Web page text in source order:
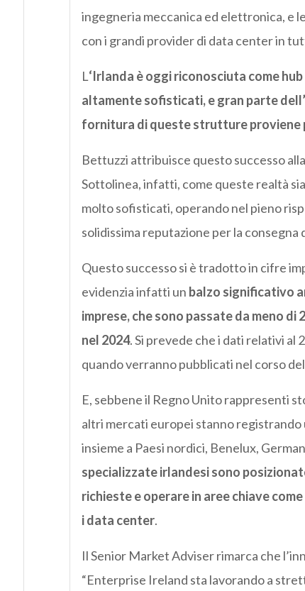
ingegneria meccanica ed elettronica, e
con i grandi provider di data center in
L‘Irlanda è oggi riconosciuta come
altamente sofisticati, e gran parte
fornitura di queste strutture proviene
Bettuzzi attribuisce questo successo
Sottolinea, infatti, come queste realtà
molto sofisticati, operando nel pieno
solidissima reputazione per la
Questo successo si è tradotto in cifre
evidenzia infatti un balzo significativo
imprese, che sono passate da meno di
nel 2024. Si prevede che i dati relativi
quando verranno pubblicati nel corso
E, sebbene il Regno Unito rappresenti
altri mercati europei stanno registrando
insieme a Paesi nordici, Benelux,
specializzate irlandesi sono
richieste e operare in aree chiave
i data center.
Il Senior Market Adviser rimarca che
“Enterprise Ireland sta lavorando a